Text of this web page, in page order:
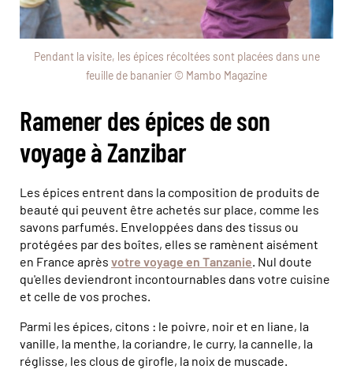
Pendant la visite, les épices récoltées sont placées dans une
feuille de bananier © Mambo Magazine
Ramener des épices de son
voyage à Zanzibar
Les épices entrent dans la composition de produits de
beauté qui peuvent être achetés sur place, comme les
savons parfumés. Enveloppées dans des tissus ou
protégées par des boîtes, elles se ramènent aisément
en France après votre voyage en Tanzanie. Nul doute
qu'elles deviendront incontournables dans votre cuisine
et celle de vos proches.
Parmi les épices, citons : le poivre, noir et en liane, la
vanille, la menthe, la coriandre, le curry, la cannelle, la
réglisse, les clous de girofle, la noix de muscade.